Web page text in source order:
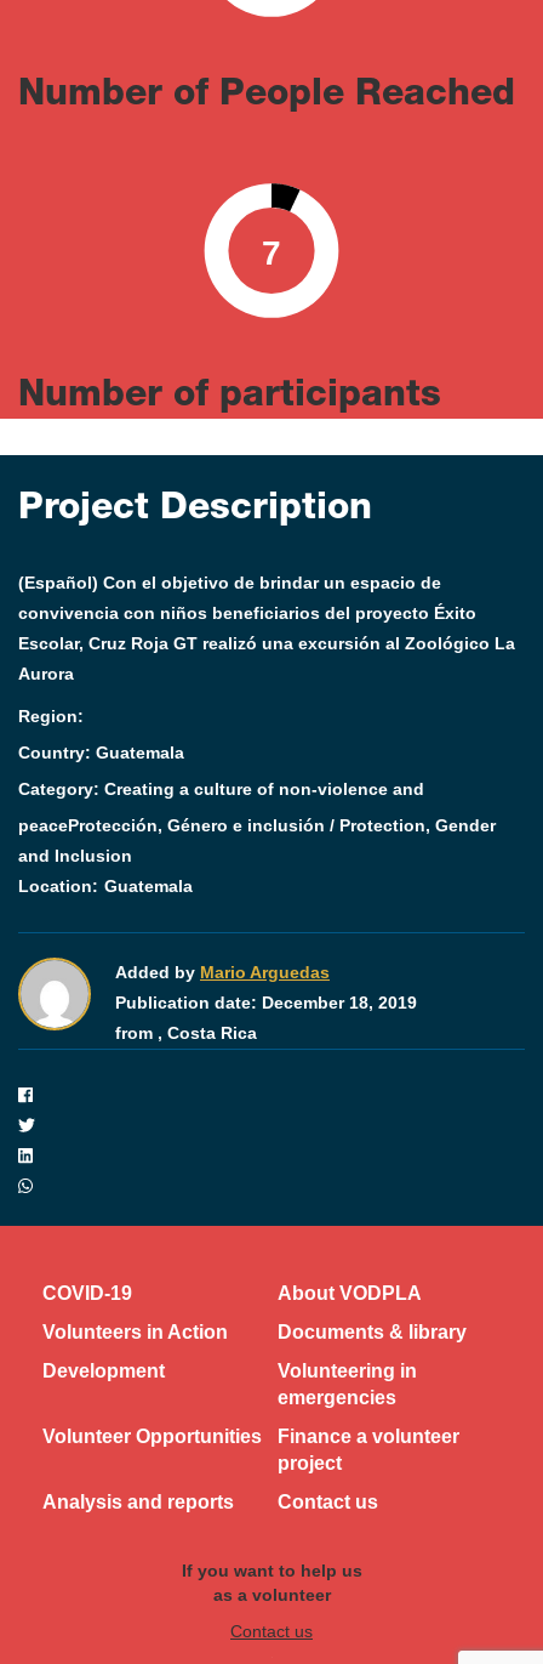
Number of People Reached
7
0 100
Number of participants
Project Description
(Español) Con el objetivo de brindar un espacio de
convivencia con niños beneficiarios del proyecto Éxito
Escolar, Cruz Roja GT realizó una excursión al Zoológico La
Aurora
Region:
Country: Guatemala
Category: Creating a culture of non-violence and
peaceProtección, Género e inclusión / Protection, Gender
and Inclusion
Location: Guatemala
Added by Mario Arguedas
Publication date: December 18, 2019
from , Costa Rica
COVID-19
About VODPLA
Volunteers in Action
Documents & library
Development
Volunteering in
emergencies
Volunteer Opportunities
Finance a volunteer
project
Analysis and reports
Contact us
If you want to help us
as a volunteer
Contact us